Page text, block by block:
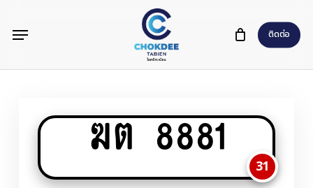
content
ติดต่อ
Menu
ฆต 8881
31